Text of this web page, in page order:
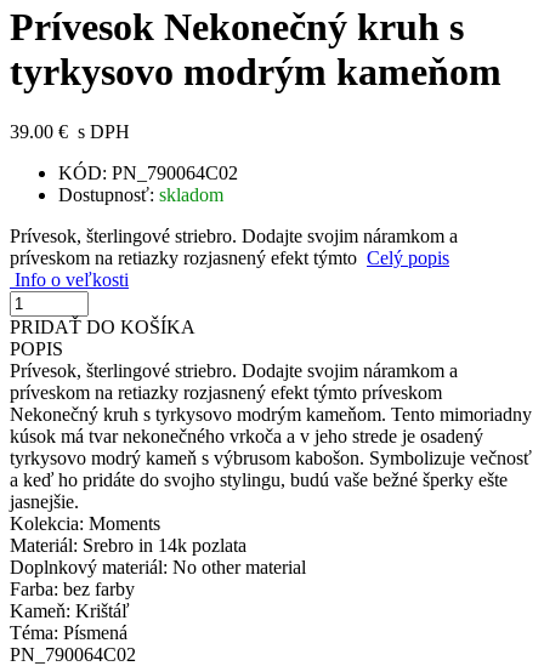
Prívesok Nekonečný kruh s
tyrkysovo modrým kameňom
39.00 € s DPH
KÓD: PN_790064C02
Dostupnosť: skladom
Prívesok, šterlingové striebro. Dodajte svojim náramkom a
príveskom na retiazky rozjasnený efekt týmto Celý popis
Info o veľkosti
PRIDAŤ DO KOŠÍKA
POPIS
Prívesok, šterlingové striebro. Dodajte svojim náramkom a
príveskom na retiazky rozjasnený efekt týmto príveskom
Nekonečný kruh s tyrkysovo modrým kameňom. Tento mimoriadny
kúsok má tvar nekonečného vrkoča a v jeho strede je osadený
tyrkysovo modrý kameň s výbrusom kabošon. Symbolizuje večnosť
a keď ho pridáte do svojho stylingu, budú vaše bežné šperky ešte
jasnejšie.
Kolekcia: Moments
Materiál: Srebro in 14k pozlata
Doplnkový materiál: No other material
Farba: bez farby
Kameň: Krištáľ
Téma: Písmená
PN_790064C02